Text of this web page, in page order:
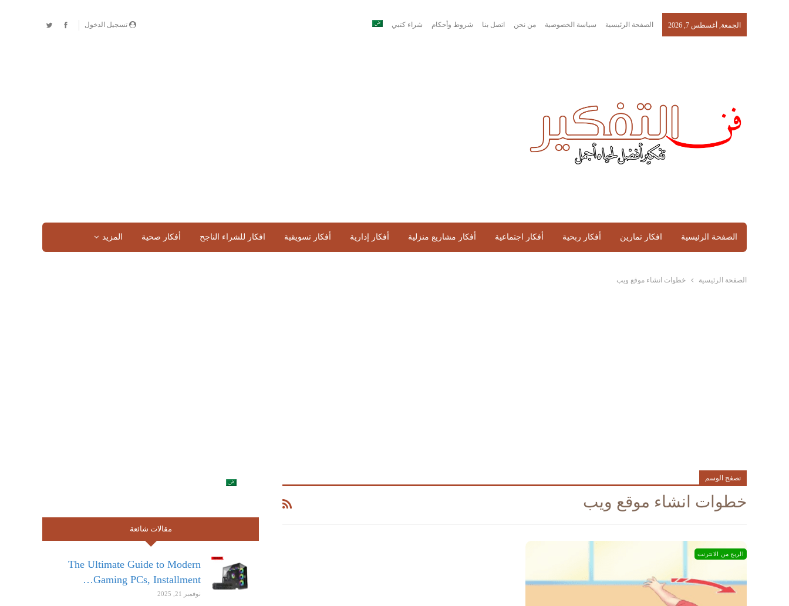
تسجيل الدخول الجمعة, أغسطس 7, 2026 الصفحة الرئيسية سياسة الخصوصية من نحن اتصل بنا شروط وأحكام شراء كتبي
الصفحة الرئيسية افكار تمارين أفكار ربحية أفكار اجتماعية أفكار مشاريع منزلية أفكار إدارية أفكار تسويقية افكار للشراء الناجح أفكار صحية المزيد
الصفحة الرئيسية خطوات انشاء موقع ويب
تصفح الوسم
خطوات انشاء موقع ويب
الربح من الانترنت
مقالات شائعة
The Ultimate Guide to Modern
Gaming PCs, Installment…
نوفمبر 21, 2025